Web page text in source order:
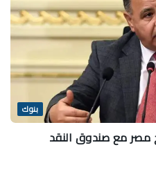
بنوك
مصر مع صندوق النقد